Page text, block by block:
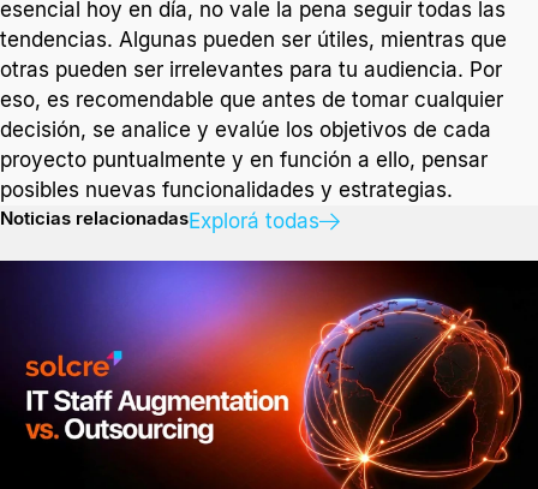
esencial hoy en día, no vale la pena seguir todas las
tendencias. Algunas pueden ser útiles, mientras que
otras pueden ser irrelevantes para tu audiencia. Por
eso, es recomendable que antes de tomar cualquier
decisión, se analice y evalúe los objetivos de cada
proyecto puntualmente y en función a ello, pensar
posibles nuevas funcionalidades y estrategias.
Noticias relacionadasExplorá todas